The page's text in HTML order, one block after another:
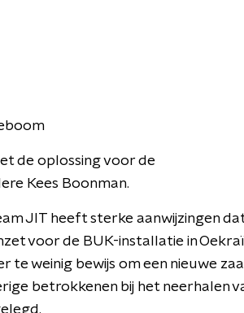
de oplossing voor de
Kees Boonman.
JIT heeft sterke aanwijzingen
voor de BUK-installatie in
te weinig bewijs om een nieuwe
betrokkenen bij het neerhalen